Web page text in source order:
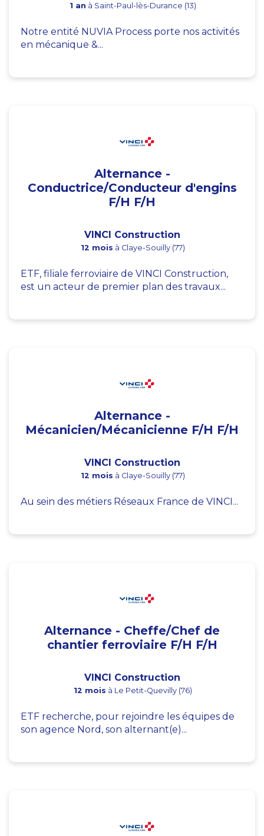
1 an à Saint-Paul-lès-Durance (13)
Notre entité NUVIA Process porte nos activités
en mécanique &...
Alternance -
Conductrice/Conducteur d'engins
F/H F/H
VINCI Construction
12 mois à Claye-Souilly (77)
ETF, filiale ferroviaire de VINCI Construction,
est un acteur de premier plan des travaux...
Alternance -
Mécanicien/Mécanicienne F/H F/H
VINCI Construction
12 mois à Claye-Souilly (77)
Au sein des métiers Réseaux France de VINCI...
Alternance - Cheffe/Chef de
chantier ferroviaire F/H F/H
VINCI Construction
12 mois à Le Petit-Quevilly (76)
ETF recherche, pour rejoindre les équipes de
son agence Nord, son alternant(e)...